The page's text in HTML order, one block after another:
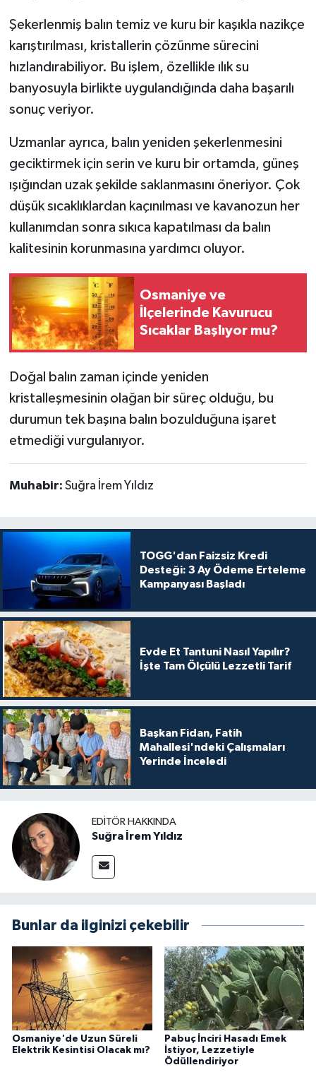
Şekerlenmiş balın temiz ve kuru bir kaşıkla nazikçe
karıştırılması, kristallerin çözünme sürecini
hızlandırabiliyor. Bu işlem, özellikle ılık su
banyosuyla birlikte uygulandığında daha başarılı
sonuç veriyor.
Uzmanlar ayrıca, balın yeniden şekerlenmesini
geciktirmek için serin ve kuru bir ortamda, güneş
ışığından uzak şekilde saklanmasını öneriyor. Çok
düşük sıcaklıklardan kaçınılması ve kavanozun her
kullanımdan sonra sıkıca kapatılması da balın
kalitesinin korunmasına yardımcı oluyor.
Osmaniye ve
İlçelerinde Kavurucu
Sıcaklar Başlıyor mu?
Doğal balın zaman içinde yeniden
kristalleşmesinin olağan bir süreç olduğu, bu
durumun tek başına balın bozulduğuna işaret
etmediği vurgulanıyor.
Muhabir: Suğra İrem Yıldız
TOGG'dan Faizsiz Kredi
Desteği: 3 Ay Ödeme Erteleme
Kampanyası Başladı
Evde Et Tantuni Nasıl Yapılır?
İşte Tam Ölçülü Lezzetli Tarif
Başkan Fidan, Fatih
Mahallesi'ndeki Çalışmaları
Yerinde İnceledi
EDITÖR HAKKINDA
Suğra İrem Yıldız
Bunlar da ilginizi çekebilir
Osmaniye'de Uzun Süreli
Elektrik Kesintisi Olacak mı?
Pabuç İnciri Hasadı Emek
İstiyor, Lezzetiyle
Ödüllendiriyor